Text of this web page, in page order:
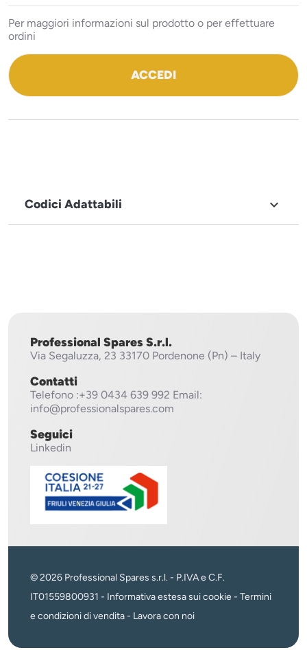
Per maggiori informazioni sul prodotto o per effettuare
ordini
ACCEDI
Codici Adattabili 
Professional Spares S.r.l.
Via Segaluzza, 23 33170 Pordenone (Pn) – Italy
Contatti
Telefono :+39 0434 639 992 Email:
info@professionalspares.com
Seguici
Linkedin
© 2026 Professional Spares s.r.l. - P.IVA e C.F.
IT01559800931 - Informativa estesa sui cookie - Termini
e condizioni di vendita- Lavora con noi